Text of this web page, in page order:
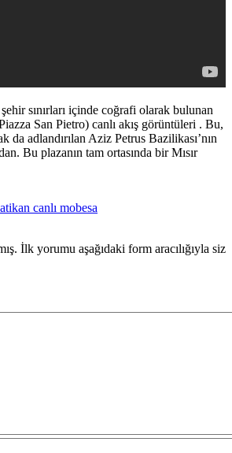
sınırları içinde coğrafi olarak bulunan
San Pietro) canlı akış görüntüleri . Bu,
da adlandırılan Aziz Petrus Bazilikası’nın
Bu plazanın tam ortasında bir Mısır
canlı mobesa
İlk yorumu aşağıdaki form aracılığıyla siz